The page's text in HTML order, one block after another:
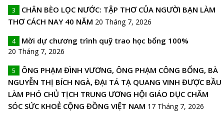
3
CHÂN BÈO LỌC NƯỚC: TẬP THƠ CỦA NGƯỜI BẠN LÀM
THƠ CÁCH NAY 40 NĂM 20 Tháng 7, 2026
4 Mời dự chương trình quỹ trao học bổng 100%
20 Tháng 7, 2026
5
ÔNG PHẠM ĐÌNH VƯƠNG, ÔNG PHẠM CÔNG BỔNG, BÀ
NGUYỄN THỊ BÍCH NGÀ, ĐẠI TÁ TẠ QUANG VINH ĐƯỢC BẦU
LÀM PHÓ CHỦ TỊCH TRUNG ƯƠNG HỘI GIÁO DỤC CHĂM
SÓC SỨC KHOẺ CỘNG ĐỒNG VIỆT NAM 17 Tháng 7, 2026